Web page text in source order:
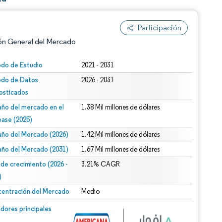
Participación
General del Mercado
de Estudio 2021 - 2031
de Datos
2026 - 2031
del mercado en el
(2025)
1.38 Mil millones de dólares
del Mercado (2026) 1.42 Mil millones de dólares
del Mercado (2031) 1.67 Mil millones de dólares
de crecimiento (2026 -
3.21% CAGR
del Mercado Medio
principales
© Mordor Intelligence. El uso requiere atribución según CC BY 4.0.
CC BY 4.0.